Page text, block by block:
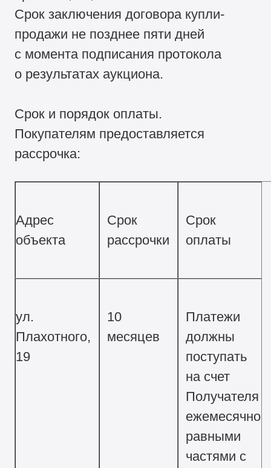
Срок заключения договора купли-
продажи не позднее пяти дней
с момента подписания протокола
о результатах аукциона.
Срок и порядок оплаты.
Покупателям предоставляется
рассрочка:
Адрес
объекта
Срок
рассрочки
Срок
оплаты
ул.
Плахотного,
19
10
месяцев
Платежи
должны
поступать
на счет
Получателя
ежемесячно
равными
частями с